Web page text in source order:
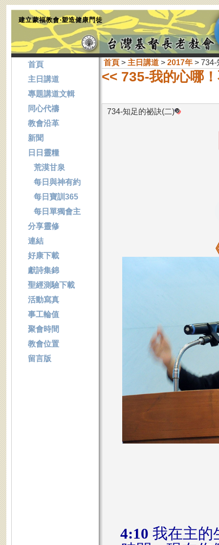
建立蒙福教會‧塑造健康門徒
首頁> 主日講道> 2017年> 734-
<< 735-我的心哪
734-知足的祕訣(二)
4:10 我在主的
首頁
主日講道
專題講道文輯
同心代禱
教會沿革
新聞
日日靈糧
荒漠甘泉
每日與神有約
每日寶訓365
每日單獨會主
分享靈修
連結
好康下載
獻詩集錦
聖經測驗下載
活動寫真
事工輪值
聚會時間
教會位置
留言版